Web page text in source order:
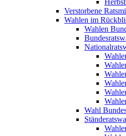
Verstorbene
Wahlen im
Wahlen
Wahl